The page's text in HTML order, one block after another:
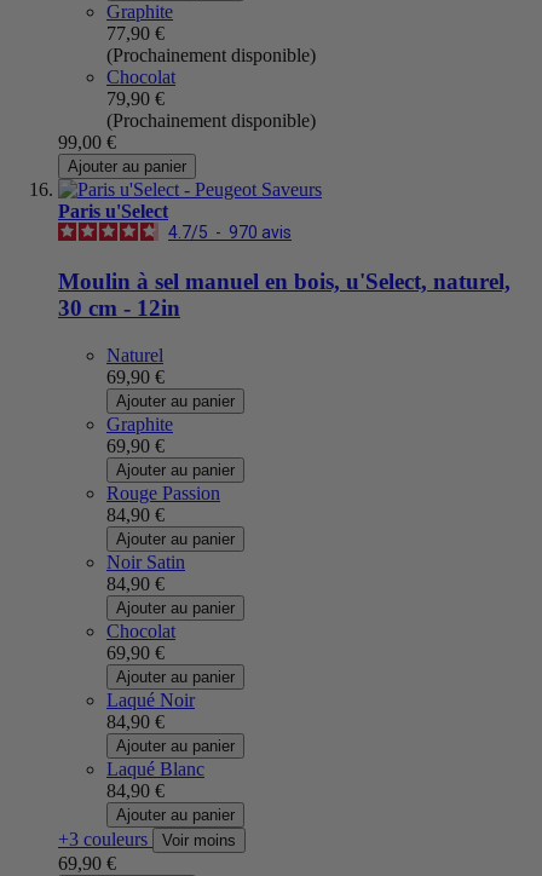
Graphite
77,90 €
(Prochainement disponible)
Chocolat
79,90 €
(Prochainement disponible)
99,00 €
Ajouter au panier
Paris u'Select
4.7/5 - 970 avis
Moulin à sel manuel en bois, u'Select, naturel,
30 cm - 12in
Naturel
69,90 €
Ajouter au panier
Graphite
69,90 €
Ajouter au panier
Rouge Passion
84,90 €
Ajouter au panier
Noir Satin
84,90 €
Ajouter au panier
Chocolat
69,90 €
Ajouter au panier
Laqué Noir
84,90 €
Ajouter au panier
Laqué Blanc
84,90 €
Ajouter au panier
+3 couleurs Voir moins
69,90 €